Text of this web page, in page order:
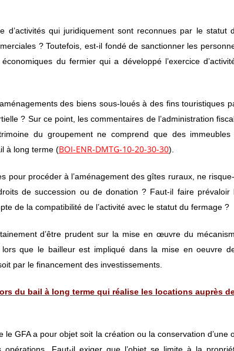
d’activités qui juridiquement sont reconnues par le statut
? Toutefois, est-il fondé de sanctionner les
du fermier qui a développé l’exercice
des biens sous-loués à des fins touristiques
? Sur ce point, les commentaires de l’administration
du groupement ne comprend que des immeubles
à long terme (BOI-ENR-DMTG-10-20-30-30).
pour procéder à l’aménagement des gîtes ruraux, ne
de succession ou de donation ? Faut-il faire prévaloir
de la compatibilité de l’activité avec le statut du fermage ?
d’être prudent sur la mise en œuvre du
que le bailleur est impliqué dans la mise en oeuvre
par le financement des investissements.
du bail à long terme qui réalise les locations auprès
le GFA a pour objet soit la création ou la conservation d’une